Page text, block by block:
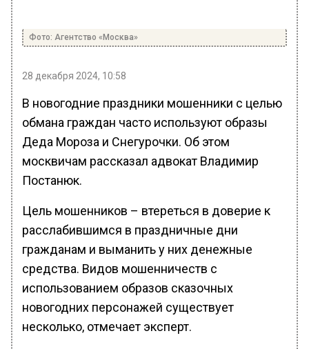
Фото: Агентство «Москва»
28 декабря 2024, 10:58
В новогодние праздники мошенники с целью
обмана граждан часто используют образы
Деда Мороза и Снегурочки. Об этом
москвичам рассказал адвокат Владимир
Постанюк.
Цель мошенников – втереться в доверие к
расслабившимся в праздничные дни
гражданам и выманить у них денежные
средства. Видов мошенничеств с
использованием образов сказочных
новогодних персонажей существует
несколько, отмечает эксперт.